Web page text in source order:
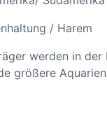
h
w
r
t
/ Harem
in der Regel
größere